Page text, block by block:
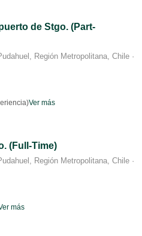
de Stgo. (Part-
Región Metropolitana, Chile ·
Ver más
(Full-Time)
Región Metropolitana, Chile ·
más